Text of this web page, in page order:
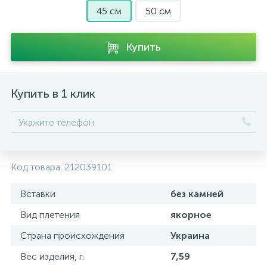
45 см
50 см
Купить
Купить в 1 клик
Код товара: 212039101
Вставки
без камней
Вид плетения
якорное
Страна происхождения
Украина
Вес изделия, г.
7,59